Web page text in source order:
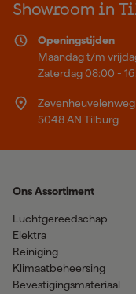
Showroom in
Openingstijden
Maandag t/m
Zaterdag 08:00 -
5048 AN Tilburg
Ons Assortiment
Luchtgereedschap
Elektra
Reiniging
Klimaatbeheersing
Bevestigingsmateriaal